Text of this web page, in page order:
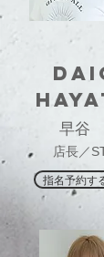
早谷
店長／
指名予約す